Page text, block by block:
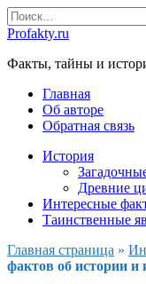
Перейти
к
содержанию
Search
for:
Profakty.ru
Факты, тайны и
Главная
Об авторе
Обратная связь
История
Древние
Интересные
Таинственные
Главная страница »
фактов об истории и